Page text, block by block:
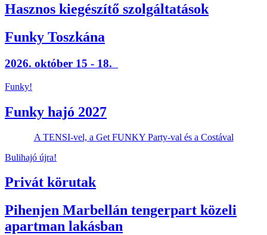
Hasznos kiegészítő szolgáltatások
Funky Toszkána
2026. október 15 - 18.
Funky!
Funky hajó 2027
A TENSI-vel, a Get FUNKY Party-val és a Costával
Bulihajó újra!
Privát körutak
Pihenjen Marbellán tengerpart közeli
apartman lakásban